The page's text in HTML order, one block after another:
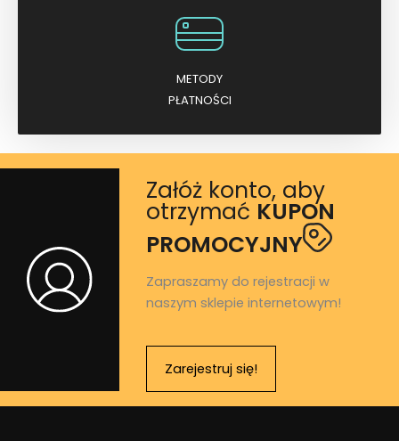
METODY
PŁATNOŚCI
Załóż konto, aby
otrzymać KUPON
PROMOCYJNY
Zapraszamy do rejestracji w
naszym sklepie internetowym!
Zarejestruj się!